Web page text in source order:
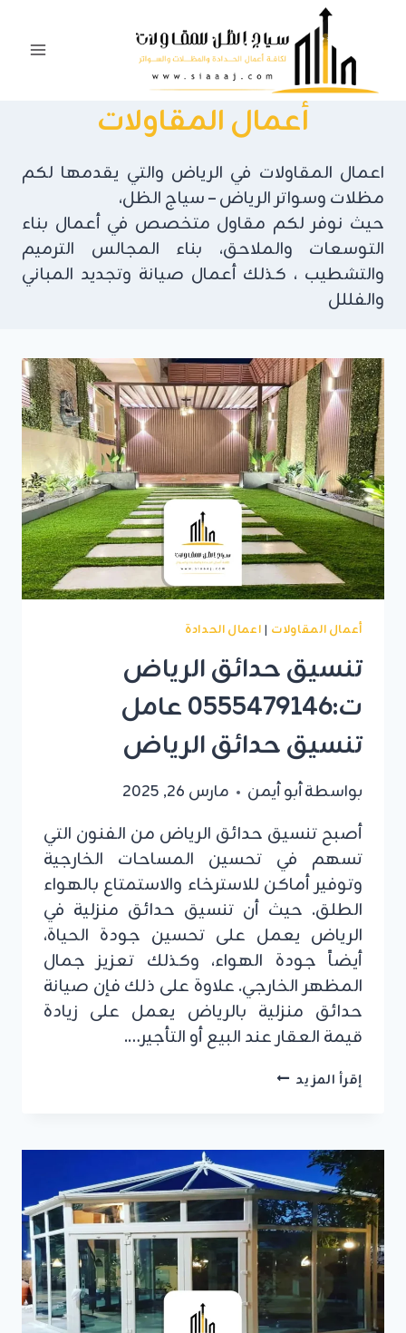
المحتوى
أعمال المقاولات
اعمال المقاولات في الرياض والتي يقدمها لكم
مظلات وسواتر الرياض – سياج الظل،
حيث نوفر لكم مقاول متخصص في أعمال بناء
التوسعات والملاحق، بناء المجالس الترميم
والتشطيب ، كذلك أعمال صيانة وتجديد المباني
والفللل
أعمال المقاولات |اعمال الحدادة
تنسيق حدائق الرياض
ت:0555479146 عامل
تنسيق حدائق الرياض
بواسطةأبو أيمن مارس 26, 2025
أصبح تنسيق حدائق الرياض من الفنون التي
تسهم في تحسين المساحات الخارجية
وتوفير أماكن للاسترخاء والاستمتاع بالهواء
الطلق. حيث أن تنسيق حدائق منزلية في
الرياض يعمل على تحسين جودة الحياة،
أيضاً جودة الهواء، وكذلك تعزيز جمال
المظهر الخارجي. علاوة على ذلك فإن صيانة
حدائق منزلية بالرياض يعمل على زيادة
قيمة العقار عند البيع أو التأجير….
إقرأ المزيد تنسيق
تنسيق
حدائق
الرياض